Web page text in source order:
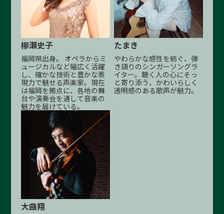
柳瀬史子
福岡県出身。 オペラからミ
ュージカルなど幅広く活躍
し、確かな技術と豊かな表
現力で魅せる声楽家。現在
は福岡を拠点に、各地の舞
台や演奏会を通して音楽の
魅力を届けている。
たまき
やわらかな感性を紡ぐ、弾
き語りのシンガーソングラ
イター。聴く人の心にそっ
と寄り添う、かわいらしく
透明感のある歌声が魅力。
大曲翔